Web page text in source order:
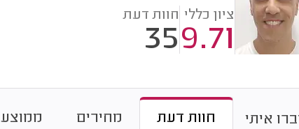
ציון כללי
9.71
חוות דעת
35
איתי חוות דעת מחירים ממוצע